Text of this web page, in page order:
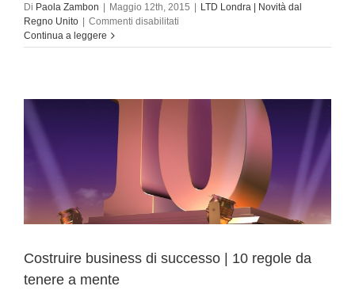
Di Paola Zambon | Maggio 12th, 2015 | LTD Londra | Novità dal
Regno Unito | Commenti disabilitati
un’attività
Continua a leggere
Costruire business di successo | 10 regole da
tenere a mente